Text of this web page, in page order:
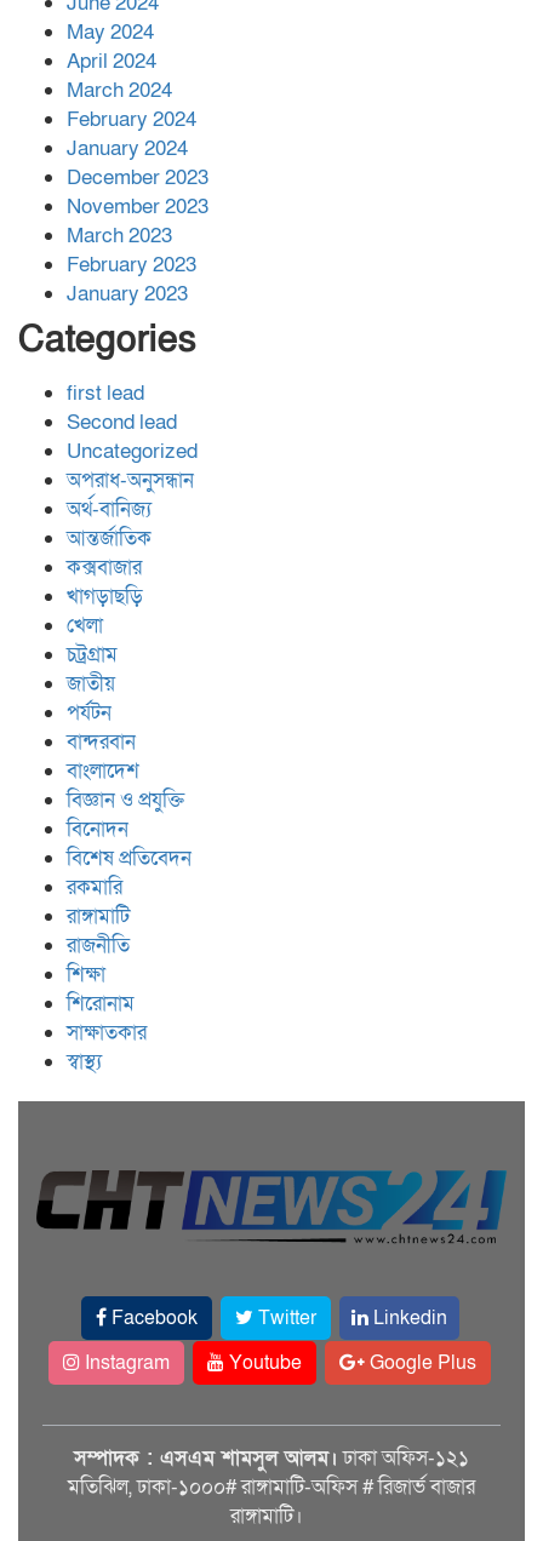
May 2024
April 2024
March 2024
February 2024
January 2024
December 2023
November 2023
March 2023
February 2023
January 2023
Categories
first lead
Second lead
Uncategorized
অপরাধ-অনুসন্ধান
অর্থ-বানিজ্য
আন্তর্জাতিক
কক্সবাজার
খাগড়াছড়ি
খেলা
চট্রগ্রাম
জাতীয়
পর্যটন
বান্দরবান
বাংলাদেশ
বিজ্ঞান ও প্রযুক্তি
বিনোদন
বিশেষ প্রতিবেদন
রকমারি
রাঙ্গামাটি
রাজনীতি
শিক্ষা
শিরোনাম
সাক্ষাতকার
স্বাস্থ্য
Facebook Twitter
Linkedin
Instagram
Youtube Google Plus
সম্পাদক : এসএম শামসুল আলম। ঢাকা অফিস-১২১
মতিঝিল, ঢাকা-১০০০# রাঙ্গামাটি-অফিস # রিজার্ভ বাজার
রাঙ্গামাটি।